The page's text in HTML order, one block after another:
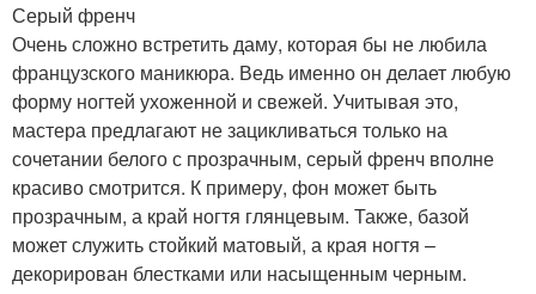
Серый френч
Очень сложно встретить даму, которая бы не любила
французского маникюра. Ведь именно он делает любую
форму ногтей ухоженной и свежей. Учитывая это,
мастера предлагают не зацикливаться только на
сочетании белого с прозрачным, серый френч вполне
красиво смотрится. К примеру, фон может быть
прозрачным, а край ногтя глянцевым. Также, базой
может служить стойкий матовый, а края ногтя –
декорирован блестками или насыщенным черным.